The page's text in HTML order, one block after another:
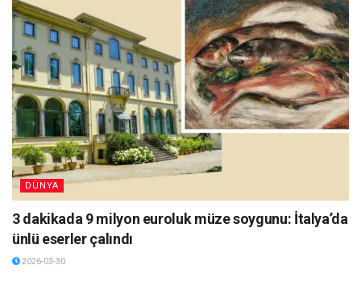
DÜNYA
3 dakikada 9 milyon euroluk müze soygunu: İtalya’da
ünlü eserler çalındı
2026-03-30